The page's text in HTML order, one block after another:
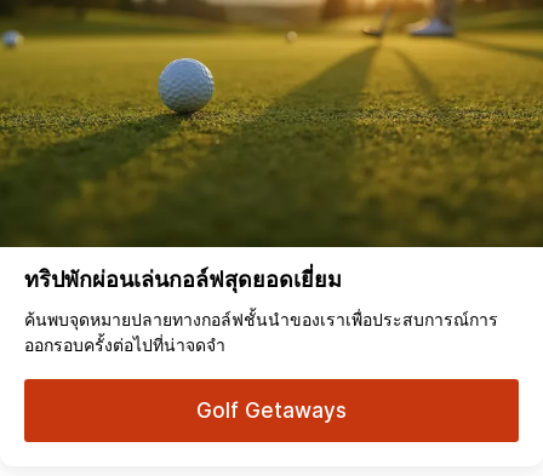
ทริปพักผ่อนเล่นกอล์ฟสุดยอดเยี่ยม
ค้นพบจุดหมายปลายทางกอล์ฟชั้นนำของเราเพื่อประสบการณ์การ
ออกรอบครั้งต่อไปที่น่าจดจำ
Golf Getaways